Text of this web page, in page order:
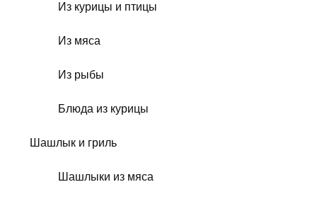
Из курицы и птицы
Из мяса
Из рыбы
Блюда из курицы
Шашлык и гриль
Шашлыки из мяса